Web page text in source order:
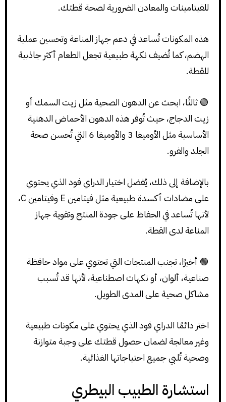
للفيتامينات والمعادن الضرورية لصحة قطتك.
هذه المكونات تُساعد في دعم جهاز المناعة وتحسين عملية
الهضم، كما تُضيف نكهة طبيعية تجعل الطعام أكثر جاذبية
للقطة.
🟢 ثالثًا، ابحث عن الدهون الصحية مثل زيت السمك أو
زيت الدجاج، حيث تُوفر هذه الدهون الأحماض الدهنية
الأساسية مثل الأوميغا 3 والأوميغا 6 التي تُحسن صحة
الجلد والفرو.
بالإضافة إلى ذلك، يُفضل اختيار الدراي فود الذي يحتوي
على مضادات أكسدة طبيعية مثل فيتامين E وفيتامين C،
لأنها تُساعد في الحفاظ على جودة المنتج وتقوية جهاز
المناعة لدى القطة.
🟢 أخيرًا، تجنب المنتجات التي تحتوي على مواد حافظة
صناعية، ألوان، أو نكهات اصطناعية، لأنها قد تُسبب
مشاكل صحية على المدى الطويل.
اختر دائمًا الدراي فود الذي يحتوي على مكونات طبيعية
وغير معالجة لضمان حصول قطتك على وجبة متوازنة
وصحية تُلبي جميع احتياجاتها الغذائية.
استشارة الطبيب البيطري